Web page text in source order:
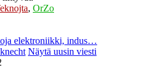
, OrZo
elektroniikki, indus…
Näytä uusin viesti